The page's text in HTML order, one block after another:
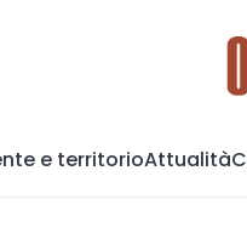
e territorioAttualità